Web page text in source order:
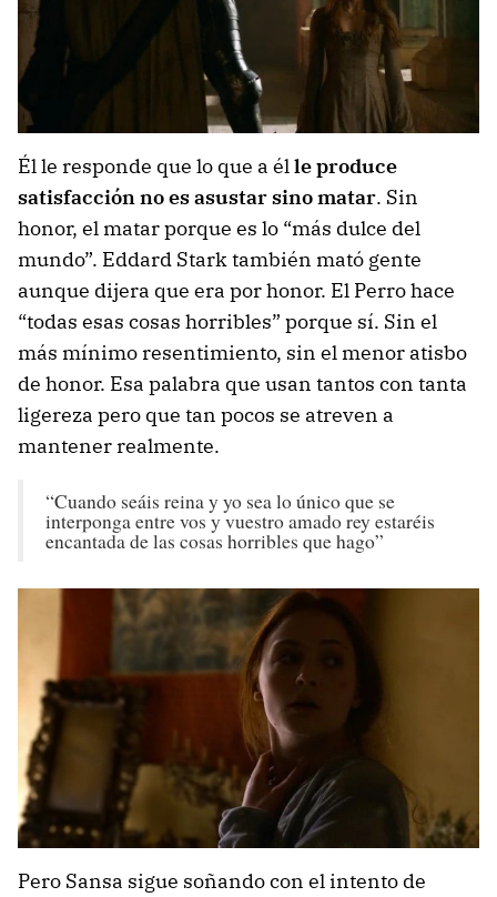
Él le responde que lo que a élle produce
satisfacción no es asustar sino matar. Sin
honor, el matar porque es lo “más dulce del
mundo”. Eddard Stark también mató gente
aunque dijera que era por honor. El Perro hace
“todas esas cosas horribles” porque sí. Sin el
más mínimo resentimiento, sin el menor atisbo
de honor. Esa palabra que usan tantos con tanta
ligereza pero que tan pocos se atreven a
mantener realmente.
“Cuando seáis reina y yo sea lo único que se
interponga entre vos y vuestro amado rey estaréis
encantada de las cosas horribles que hago”
Pero Sansa sigue soñando con el intento de